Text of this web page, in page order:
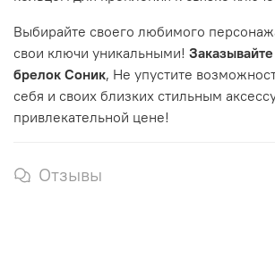
Выбирайте своего любимого
свои ключи уникальными! Заказывайте
брелок Соник, Не упустите
себя и своих близких стильным
привлекательной цене!
Отзывы